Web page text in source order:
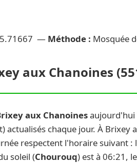
— Méthode : Mosquée
aux Chanoines
aux Chanoinesaujourd'hui
actualisés chaque jour. À Brixey
respectent l'horaire suivant
soleil (Chourouq) est à 06:21,